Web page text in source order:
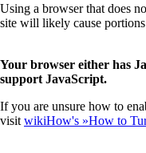
Using a browser that does
site will likely cause
Your browser either has
support JavaScript.
If you are unsure how to
visit wikiHow's »How to